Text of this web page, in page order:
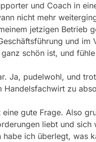
und Coach in
nicht mehr
jetzigen Betrieb
und
schön ist, und
Ja, pudelwohl, und
Handelsfachwirt zu
eine gute Frage. Also
liebt und
habe ich überlegt, was